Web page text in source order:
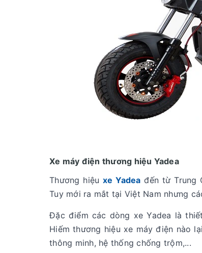
Xe máy điện thương hiệu Yadea
Thương hiệuxe Yadea đến từ Trung
Tuy mới ra mắt tại Việt Nam nhưng
Đặc điểm các dòng xe Yadea là
Hiếm thương hiệu xe máy điện nào
thông minh, hệ thống chống trộm,...